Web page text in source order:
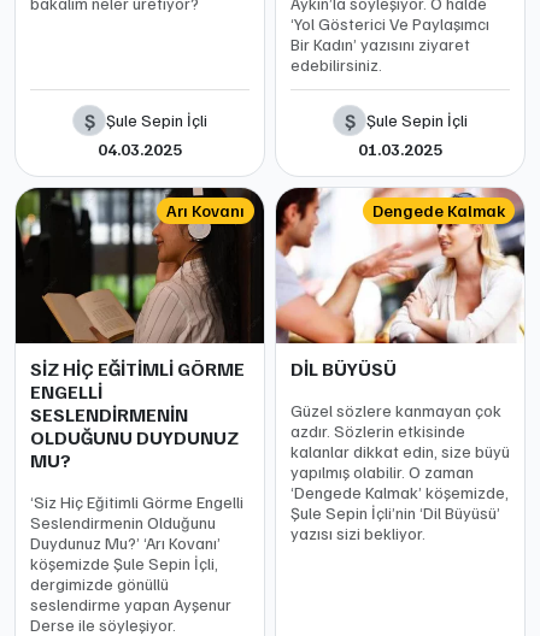
Ş Şule Sepin İçli
04.03.2025
‘Yol Gösterici Ve Paylaşımcı
Bir Kadın’ yazısını ziyaret
edebilirsiniz.
Ş Şule Sepin İçli
01.03.2025
Arı Kovanı
SİZ HİÇ EĞİTİMLİ GÖRME
ENGELLİ
SESLENDİRMENİN
OLDUĞUNU DUYDUNUZ
MU?
‘Siz Hiç Eğitimli Görme Engelli
Seslendirmenin Olduğunu
Duydunuz Mu?’ ‘Arı Kovanı’
köşemizde Şule Sepin İçli,
dergimizde gönüllü
seslendirme yapan Ayşenur
Derse ile söyleşiyor.
Dengede Kalmak
DİL BÜYÜSÜ
Güzel sözlere kanmayan çok
azdır. Sözlerin etkisinde
kalanlar dikkat edin, size büyü
yapılmış olabilir. O zaman
‘Dengede Kalmak’ köşemizde,
Şule Sepin İçli’nin ‘Dil Büyüsü’
yazısı sizi bekliyor.